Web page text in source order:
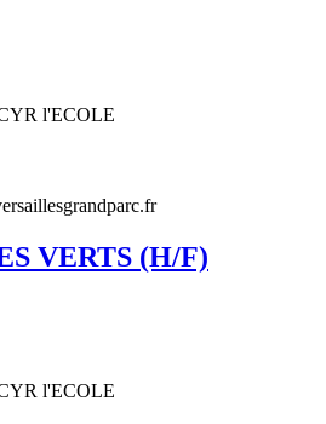
l'ECOLE
VERTS (H/F)
l'ECOLE